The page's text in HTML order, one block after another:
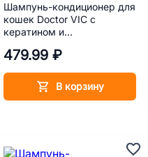
Шампунь-кондиционер для
кошек Doctor VIC с
кератином и
479.99 ₽
В корзину